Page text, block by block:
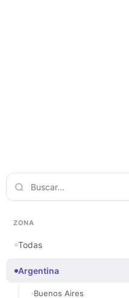
ZONA
Todas
Argentina
Buenos Aires